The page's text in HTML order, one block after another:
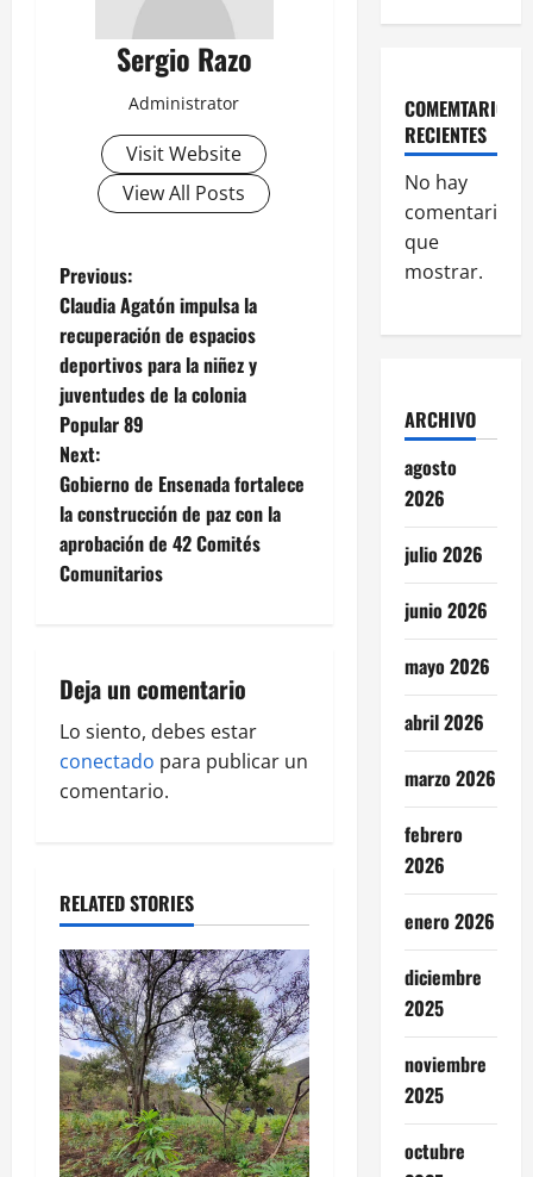
Sergio Razo
Administrator
Visit Website
View All Posts
P
o
s
t
n
a
v
g
a
t
o
n
Previous:
Claudia Agatón impulsa la
recuperación de espacios
deportivos para la niñez y
juventudes de la colonia
Popular 89
Next:
Gobierno de Ensenada fortalece
la construcción de paz con la
aprobación de 42 Comités
Comunitarios
Deja un comentario
Lo siento, debes estar
conectado para publicar un
comentario.
RELATED STORIES
COMEMTARIOS
RECIENTES
No hay
comentarios
que
mostrar.
ARCHIVO
agosto
2026
julio 2026
junio 2026
mayo 2026
abril 2026
marzo 2026
febrero
2026
enero 2026
diciembre
2025
noviembre
2025
octubre